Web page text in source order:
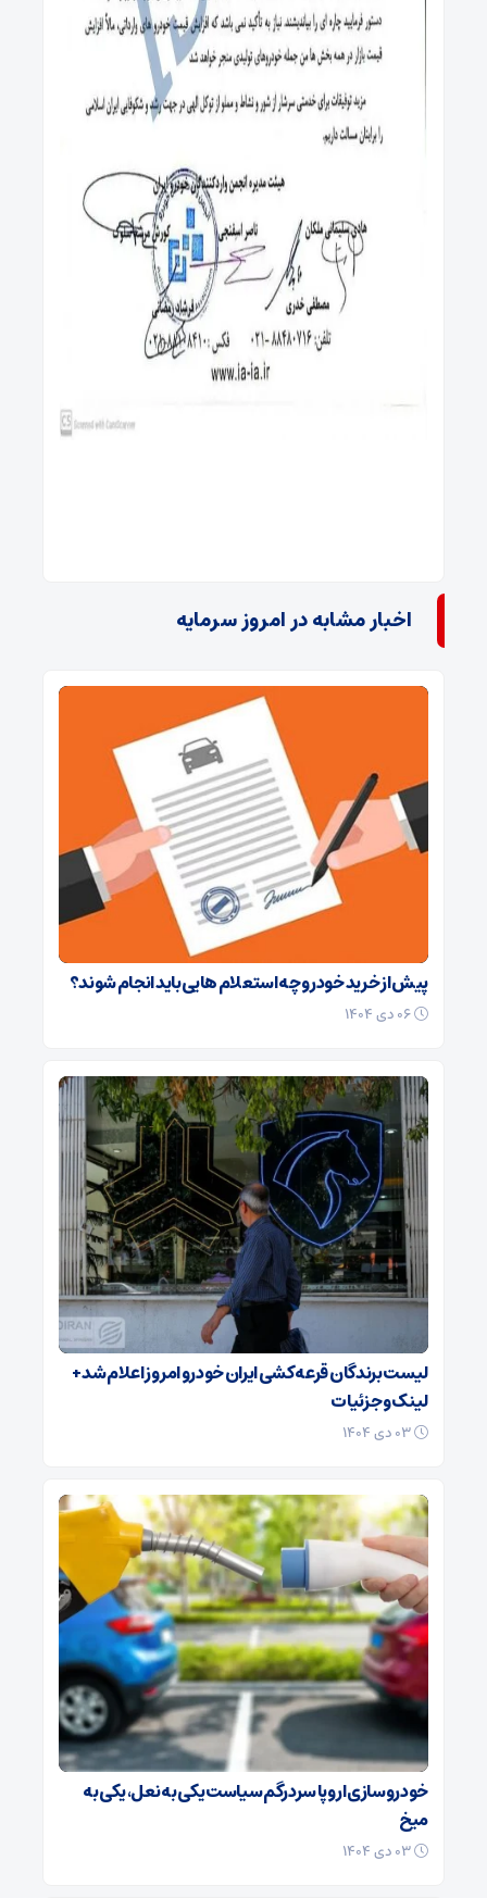
اخبار مشابه در امروز سرمایه
پیش از خرید خودرو چه استعلام هایی باید انجام شوند؟
لیست برندگان قرعه کشی ایران خودرو امروز اعلام شد +
لینک و جزئیات
خودروسازی اروپا سردرگم سیاست یکی به نعل، یکی به
میخ